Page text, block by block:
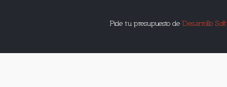
Pide tu presupuesto deDesarrollo